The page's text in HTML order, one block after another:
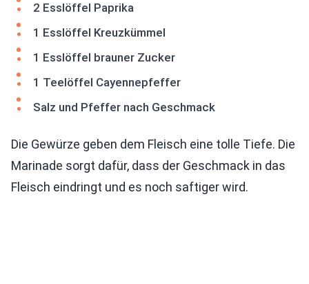
2 Esslöffel Paprika
1 Esslöffel Kreuzkümmel
1 Esslöffel brauner Zucker
1 Teelöffel Cayennepfeffer
Salz und Pfeffer nach Geschmack
Die Gewürze geben dem Fleisch eine tolle Tiefe. Die
Marinade sorgt dafür, dass der Geschmack in das
Fleisch eindringt und es noch saftiger wird.